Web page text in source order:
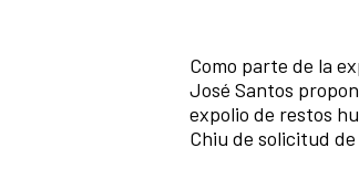
Como parte de la
José Santos
expolio de restos
Chiu de solicitud